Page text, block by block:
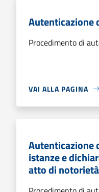
Autenticazione
Procedimento di
VAI ALLA PAGINA
Autenticazione
istanze e
atto di notorietà